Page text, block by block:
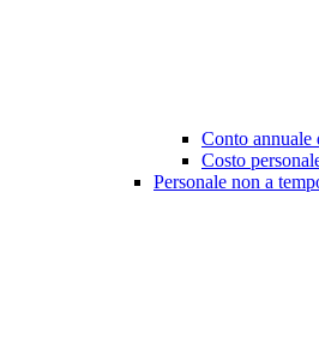
Conto annuale
Costo
Personale non a